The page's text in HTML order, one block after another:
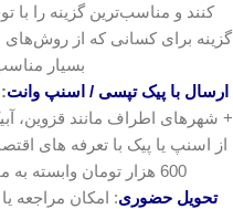
کنند و مناسب‌ترین گزینه را با
گزینه برای کسانی که از
بسیار
ارسال با پیک تپسی / اسنپ وانت:
+ شهرهای اطراف مانند قزوین،
600 هزار تومان وابسته به مقصد و نوع پیک سواری یا وانت).
تحویل حضوری: امکان مراجعه